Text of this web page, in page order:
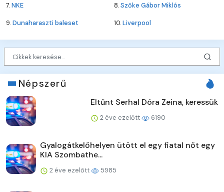
7.NKE 8.Szőke Gábor Miklós
9.Dunaharaszti baleset 10.Liverpool
Népszerű
Eltűnt Serhal Dóra Zeina, keressük
2 éve ezelőtt 6190
Gyalogátkelőhelyen ütött el egy fiatal nőt egy
KIA Szombathe...
2 éve ezelőtt 5985